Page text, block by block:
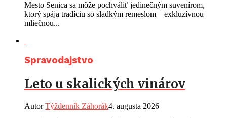
Mesto Senica sa môže pochváliť jedinečným suvenírom,
ktorý spája tradíciu so sladkým remeslom – exkluzívnou
mliečnou...
Spravodajstvo
Leto u skalických vinárov
AutorTýždenník Záhorák4. augusta 2026